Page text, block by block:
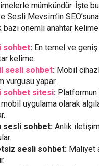
mümkündür. İşte
Sesli Mevsim’in
bazı önemli anahtar
sohbet: En temel ve geniş
kelime.
sesli sohbet: Mobil
vurgusu yapar.
sohbet sitesi:
uygulama olarak
sesli sohbet: Anlık
sesli sohbet: Maliyet